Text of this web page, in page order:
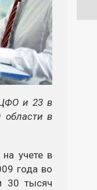
и 23 в
области в
учете в
года во
30 тысяч